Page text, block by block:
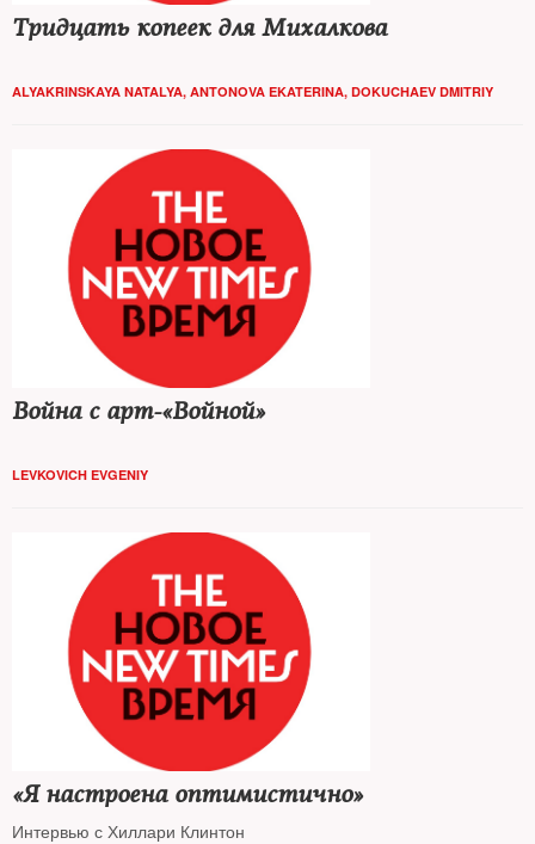
Тридцать копеек для Михалкова
ALYAKRINSKAYA NATALYA, ANTONOVA EKATERINA, DOKUCHAEV DMITRIY
Война с арт-«Войной»
LEVKOVICH EVGENIY
«Я настроена оптимистично»
Интервью с Хиллари Клинтон